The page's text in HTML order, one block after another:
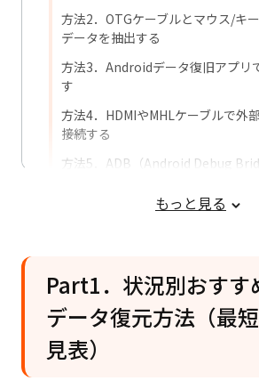
方法2．OTGケーブルとマウス/キ
データを抽出する
方法3．Androidデータ復旧アプリ
す
方法4．HDMIやMHLケーブルで外
接続する
方法5．ADB（Android Debug
Part3．タッチ操作できな
方法1．OTGマウスでスマホを操作
方法2．PCミラーリングツールを使
方法3．専門業者に依頼してデータ
もっと見る
Part1．状況別おす
データ復元方法（最
見表）